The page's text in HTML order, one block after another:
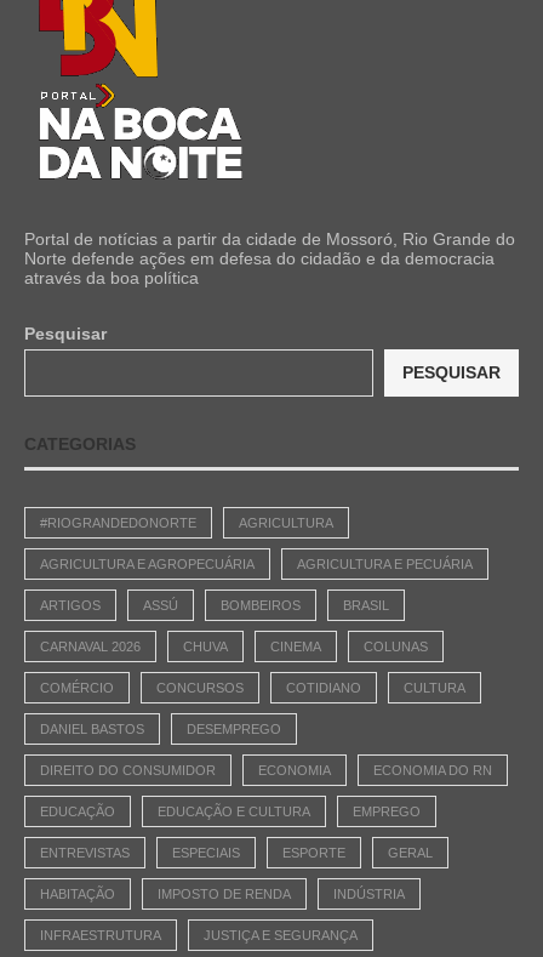
Portal de notícias a partir da cidade de Mossoró, Rio Grande do
Norte defende ações em defesa do cidadão e da democracia
através da boa política
Pesquisar
PESQUISAR
CATEGORIAS
#RIOGRANDEDONORTE AGRICULTURA
AGRICULTURA E AGROPECUÁRIA AGRICULTURA E PECUÁRIA
ARTIGOS ASSÚ BOMBEIROS BRASIL
CARNAVAL 2026 CHUVA CINEMA COLUNAS
COMÉRCIO CONCURSOS COTIDIANO CULTURA
DANIEL BASTOS DESEMPREGO
DIREITO DO CONSUMIDOR ECONOMIA ECONOMIA DO RN
EDUCAÇÃO EDUCAÇÃO E CULTURA EMPREGO
ENTREVISTAS ESPECIAIS ESPORTE GERAL
HABITAÇÃO IMPOSTO DE RENDA INDÚSTRIA
INFRAESTRUTURA JUSTIÇA E SEGURANÇA